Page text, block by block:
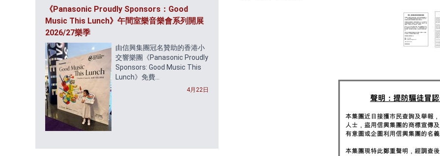
《Panasonic Proudly Sponsors：Good
Music This Lunch》午間室樂音樂會系列開展
2026/27樂季
由信興集團冠名贊助的香港小
交響樂團《Panasonic Proudly
Sponsors: Good Music This
Lunch》免費...
4月22日